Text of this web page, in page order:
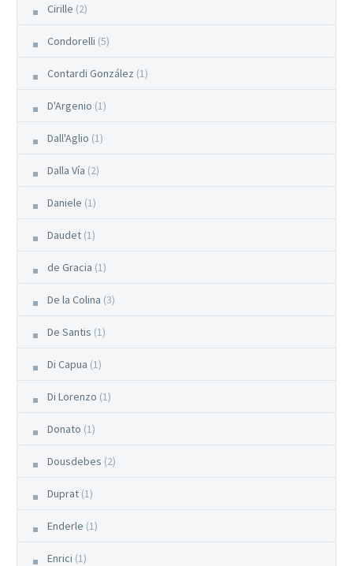
Cirille (2)
Condorelli (5)
Contardi González (1)
D'Argenio (1)
Dall'Aglio (1)
Dalla Vía (2)
Daniele (1)
Daudet (1)
de Gracia (1)
De la Colina (3)
De Santis (1)
Di Capua (1)
Di Lorenzo (1)
Donato (1)
Dousdebes (2)
Duprat (1)
Enderle (1)
Enrici (1)